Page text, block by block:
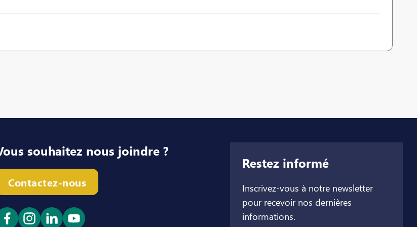
souhaitez nous joindre ?
Contactez-nous
Restez informé
Inscrivez-vous à notre newsletter
pour recevoir nos dernières
informations.